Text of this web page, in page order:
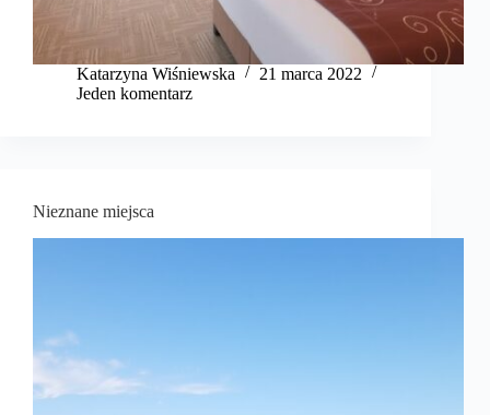
Katarzyna Wiśniewska
21 marca 2022
Jeden komentarz
Nieznane miejsca